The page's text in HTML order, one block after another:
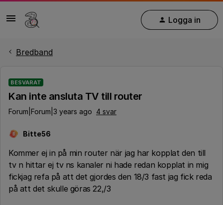
Logga in
Bredband
BESVARAT
Kan inte ansluta TV till router
Forum|Forum|3 years ago 4 svar
B Bitte56
Kommer ej in på min router när jag har kopplat den till
tv n hittar ej tv ns kanaler ni hade redan kopplat in mig
fickjag refa på att det gjordes den 18/3 fast jag fick reda
på att det skulle göras 22,/3